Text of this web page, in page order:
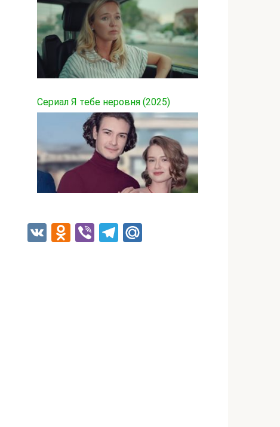
Сериал Я тебе неровня (2025)
VK Odnoklassniki
ViberTelegram